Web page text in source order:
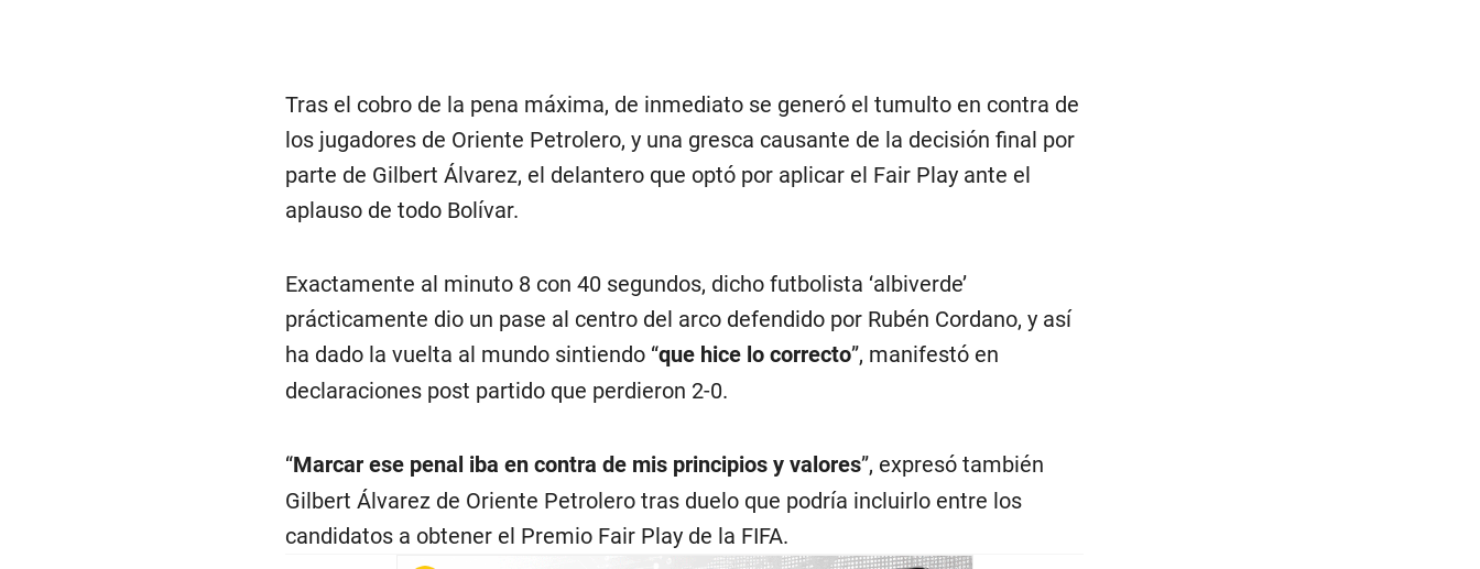
Tras el cobro de la pena máxima, de inmediato se generó el tumulto en contra de
los jugadores de Oriente Petrolero, y una gresca causante de la decisión final por
parte de Gilbert Álvarez, el delantero que optó por aplicar el Fair Play ante el
aplauso de todo Bolívar.
Exactamente al minuto 8 con 40 segundos, dicho futbolista ‘albiverde’
prácticamente dio un pase al centro del arco defendido por Rubén Cordano, y así
ha dado la vuelta al mundo sintiendo “que hice lo correcto”, manifestó en
declaraciones post partido que perdieron 2-0.
“Marcar ese penal iba en contra de mis principios y valores”, expresó también
Gilbert Álvarez de Oriente Petrolero tras duelo que podría incluirlo entre los
candidatos a obtener el Premio Fair Play de la FIFA.